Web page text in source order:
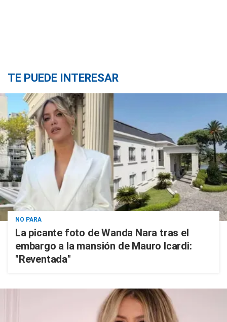
TE PUEDE INTERESAR
NO PARA
La picante foto de Wanda Nara tras el
embargo a la mansión de Mauro Icardi:
"Reventada"